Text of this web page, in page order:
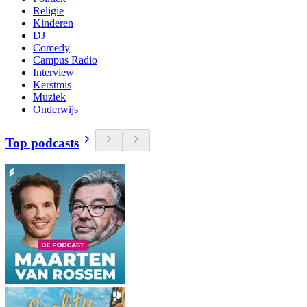
Religie
Kinderen
DJ
Comedy
Campus Radio
Interview
Kerstmis
Muziek
Onderwijs
Top podcasts